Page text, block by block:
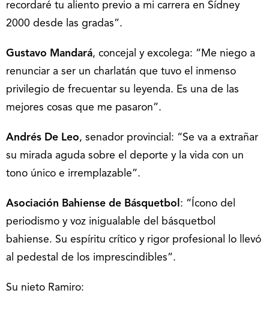
recordaré tu aliento previo a mi carrera en Sídney
2000 desde las gradas”.
Gustavo Mandará, concejal y excolega: “Me niego a
renunciar a ser un charlatán que tuvo el inmenso
privilegio de frecuentar su leyenda. Es una de las
mejores cosas que me pasaron”.
Andrés De Leo, senador provincial: “Se va a extrañar
su mirada aguda sobre el deporte y la vida con un
tono único e irremplazable”.
Asociación Bahiense de Básquetbol : “Ícono del
periodismo y voz inigualable del básquetbol
bahiense. Su espíritu crítico y rigor profesional lo llevó
al pedestal de los imprescindibles”.
Su nieto Ramiro: